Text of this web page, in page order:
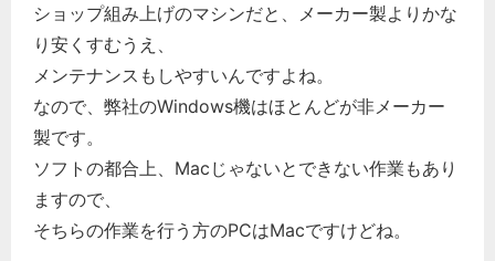
ショップ組み上げのマシンだと、メーカー製よりかな
り安くすむうえ、
メンテナンスもしやすいんですよね。
なので、弊社のWindows機はほとんどが非メーカー
製です。
ソフトの都合上、Macじゃないとできない作業もあり
ますので、
そちらの作業を行う方のPCはMacですけどね。